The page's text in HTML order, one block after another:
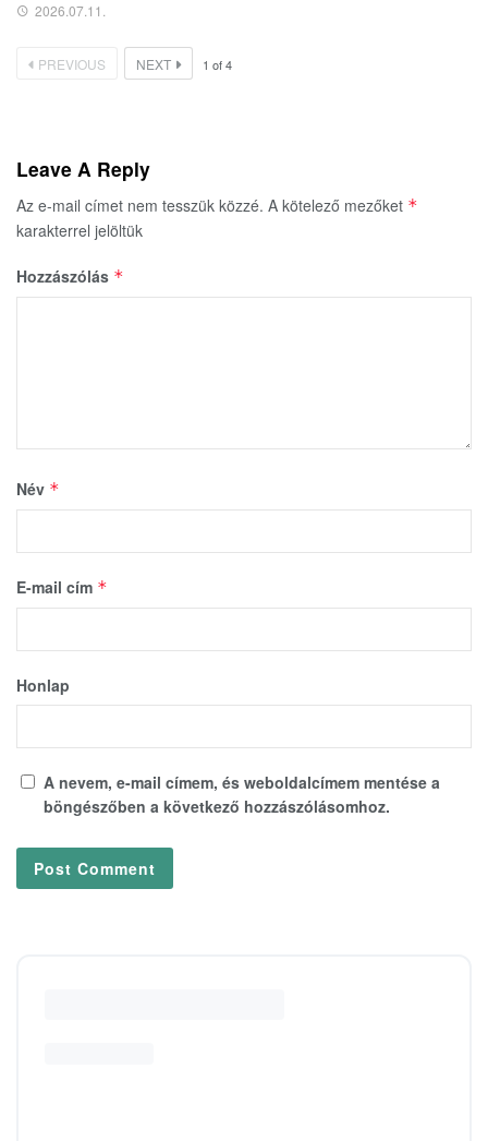
2026.07.11.
PREVIOUS NEXT 1 of4
Leave A Reply
Az e-mail címet nem tesszük közzé. A kötelező mezőket *
karakterrel jelöltük
Hozzászólás *
Név *
E-mail cím *
Honlap
A nevem, e-mail címem, és weboldalcímem mentése a
böngészőben a következő hozzászólásomhoz.